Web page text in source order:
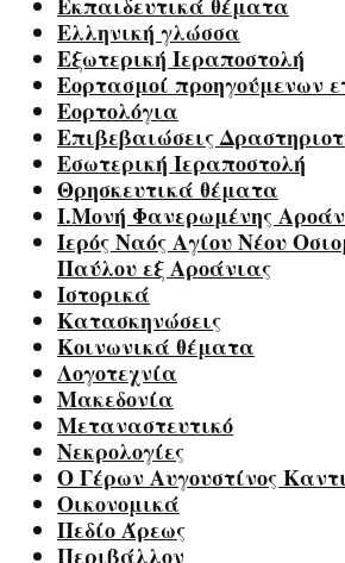
Ελληνική γλώσσα
Εξωτερική Ιεραποστολή
Εορτασμοί προηγούμενων
Εορτολόγια
Επιβεβαιώσεις
Εσωτερική Ιεραποστολή
Θρησκευτικά θέματα
Ι.Μονή Φανερωμένης
Ιερός Ναός Αγίου Νέου
Παύλου εξ Αροάνιας
Ιστορικά
Κατασκηνώσεις
Κοινωνικά θέματα
Λογοτεχνία
Μακεδονία
Μεταναστευτικό
Νεκρολογίες
Ο Γέρων Αυγουστίνος
Οικονομικά
Πεδίο Άρεως
Περιβάλλον